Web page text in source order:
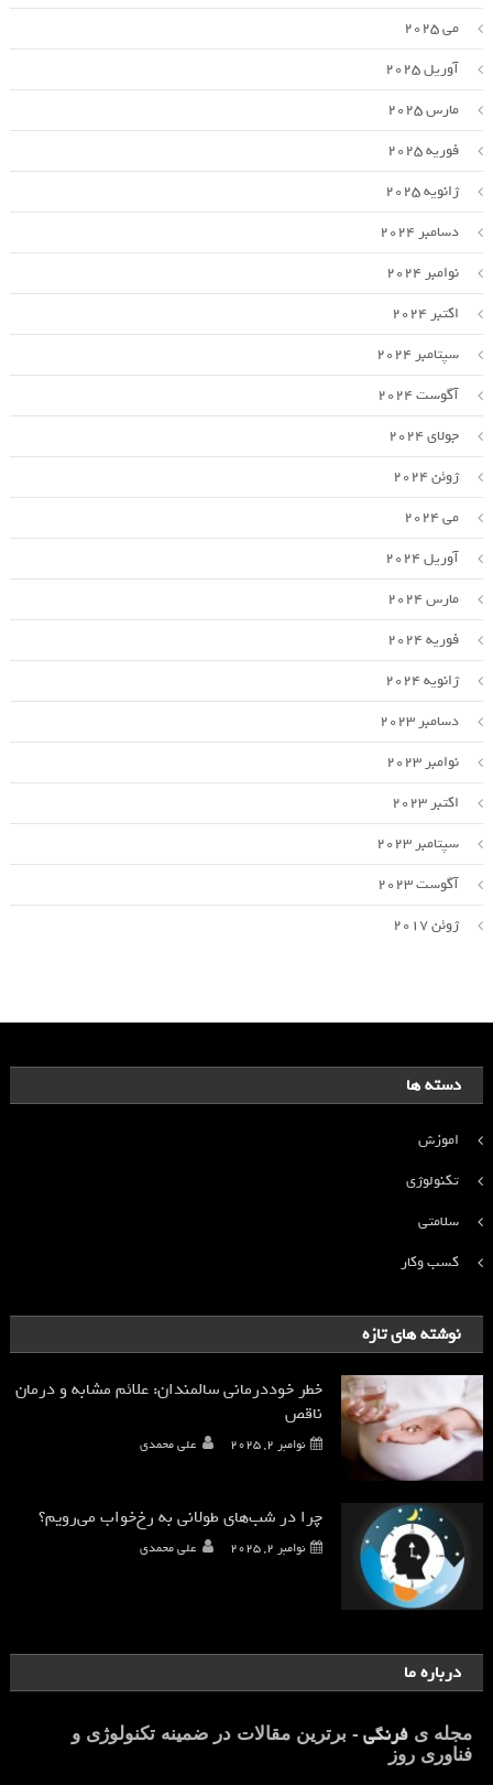
می 2025
آوریل 2025
مارس 2025
فوریه 2025
ژانویه 2025
دسامبر 2024
نوامبر 2024
اکتبر 2024
سپتامبر 2024
آگوست 2024
جولای 2024
ژوئن 2024
می 2024
آوریل 2024
مارس 2024
فوریه 2024
ژانویه 2024
دسامبر 2023
نوامبر 2023
اکتبر 2023
سپتامبر 2023
آگوست 2023
ژوئن 2017
دسته ها
اموزش
تکنولوژی
سلامتی
کسب وکار
نوشته های تازه
خطر خوددرمانی سالمندان: علائم مشابه و درمان
ناقص
نوامبر 2, 2025 علی محمدی
چرا در شب‌های طولانی به رخ‌خواب می‌رویم؟
نوامبر 2, 2025 علی محمدی
درباره ما
مجله ی فرنگی - برترین مقالات در ضمینه تکنولوژی و
فناوری روز